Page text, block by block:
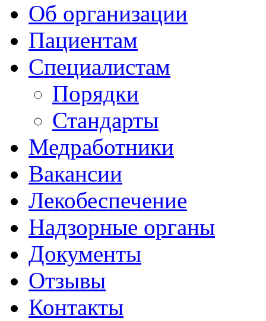
Об организации
Пациентам
Специалистам
Порядки
Стандарты
Медработники
Вакансии
Лекобеспечение
Надзорные органы
Документы
Отзывы
Контакты